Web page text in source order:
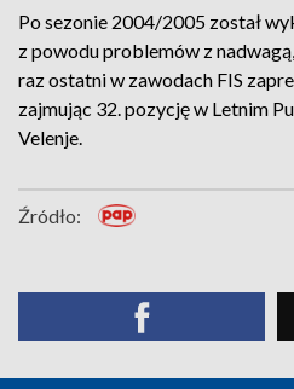
Po sezonie 2004/2005 został
z powodu problemów z
raz ostatni w zawodach FIS
zajmując 32. pozycję w Letnim
Velenje.
Źródło: